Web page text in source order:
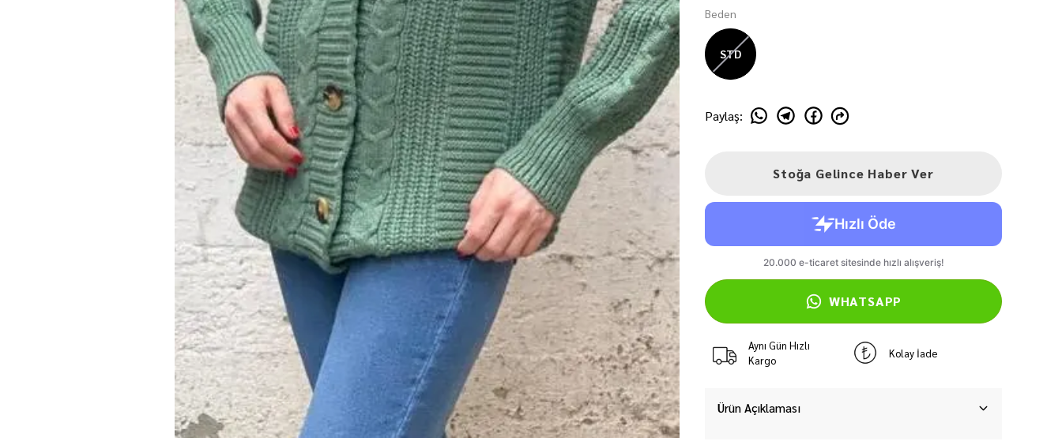
Beden
STD
Paylaş:
Stoğa Gelince Haber Ver
WHATSAPP
Aynı Gün Hızlı
Kargo
Kolay İade
Ürün Açıklaması